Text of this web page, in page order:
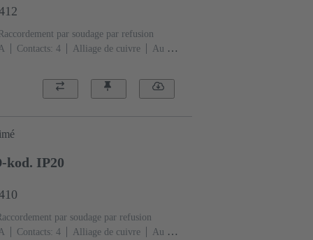
Raccordement par soudage par refusion
Contacts: 4 Alliage de cuivre
Au sur
kod. IP20
par soudage par refusion
Contacts: 4 Alliage de cuivre
Au sur